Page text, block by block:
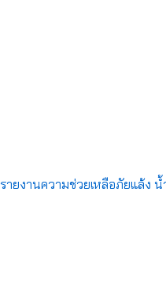
รายงานความช่วยเหลือภัยแล้ง